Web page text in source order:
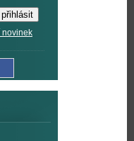
novinek